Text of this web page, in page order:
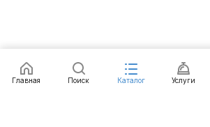
Заказать
Главная Поиск Каталог Услуги